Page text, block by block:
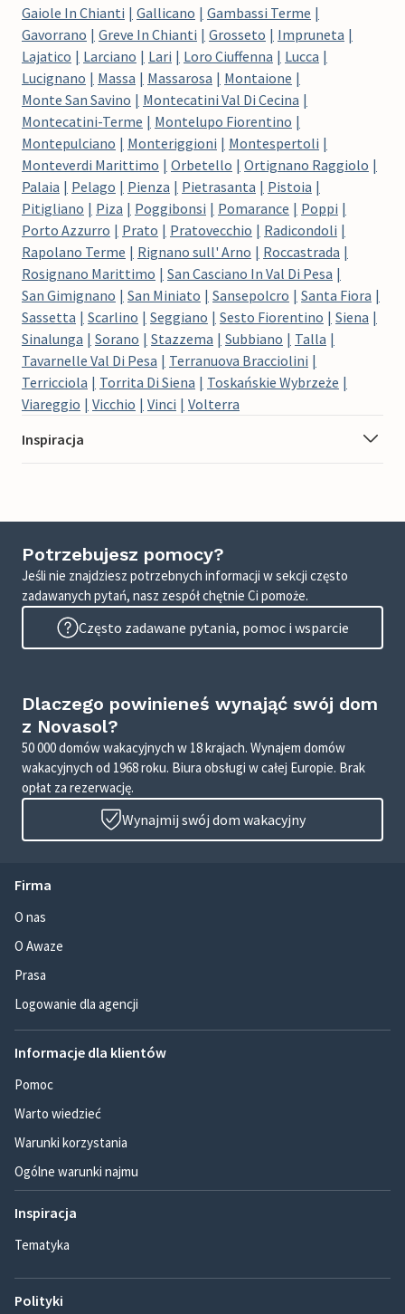
Gaiole In Chianti
Gallicano
Gambassi Terme
Gavorrano
Greve In Chianti Grosseto
Impruneta
Lajatico
Larciano Lari Loro Ciuffenna
Lucca
Lucignano
Massa Massarosa
Montaione
Monte San Savino
Montecatini Val Di Cecina
Montecatini-Terme
Montelupo Fiorentino
Montepulciano
Monteriggioni
Montespertoli
Monteverdi Marittimo
Orbetello
Ortignano Raggiolo
Palaia
Pelago Pienza Pietrasanta
Pistoia
Pitigliano
Piza Poggibonsi Pomarance
Poppi
Porto Azzurro
Prato Pratovecchio
Radicondoli
Rapolano Terme
Rignano sull' Arno
Roccastrada
Rosignano Marittimo
San Casciano In Val Di Pesa
San Gimignano
San Miniato Sansepolcro
Santa Fiora
Sassetta
Scarlino Seggiano Sesto Fiorentino
Siena
Sinalunga
Sorano Stazzema Subbiano
Talla
Tavarnelle Val Di Pesa
Terranuova Bracciolini
Terricciola
Torrita Di Siena
Toskańskie Wybrzeże
Viareggio
Vicchio Vinci
Volterra
Inspiracja
Potrzebujesz pomocy?
Jeśli nie znajdziesz potrzebnych informacji w sekcji często
zadawanych pytań, nasz zespół chętnie Ci pomoże.
Często zadawane pytania, pomoc i wsparcie
Dlaczego powinieneś wynająć swój dom
z Novasol?
50 000 domów wakacyjnych w 18 krajach. Wynajem domów
wakacyjnych od 1968 roku. Biura obsługi w całej Europie. Brak
opłat za rezerwację.
Wynajmij swój dom wakacyjny
Firma
O nas
O Awaze
Prasa
Logowanie dla agencji
Informacje dla klientów
Pomoc
Warto wiedzieć
Warunki korzystania
Ogólne warunki najmu
Inspiracja
Tematyka
Polityki